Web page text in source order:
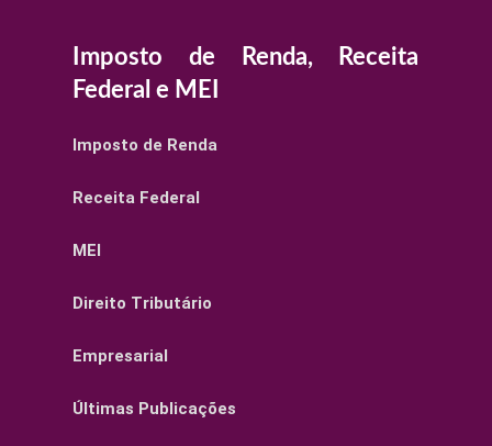
Imposto de Renda, Receita
Federal e MEI
Imposto de Renda
Receita Federal
MEI
Direito Tributário
Empresarial
Últimas Publicações